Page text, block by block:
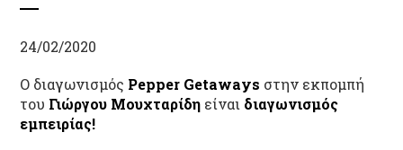
24/02/2020
O διαγωνισμός Pepper Getaways στην εκπομπή
του Γιώργου Μουχταρίδη είναι διαγωνισμός
εμπειρίας!